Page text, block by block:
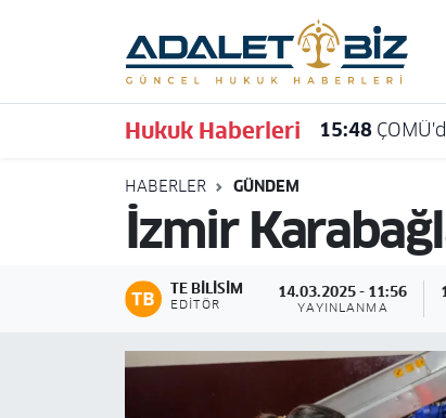
Hukuk Haberleri 15:48
HABERLER GÜNDEM
İzmir
TE BILISIM
EDITÖR
14.03.2025 - 11:56
YAYINLANMA
Hava Durumu
Trafik Durumu
Süper Lig Puan Durumu ve Fikstür
Tüm Manşetler
Son Dakika Haberleri
Haber Arşivi